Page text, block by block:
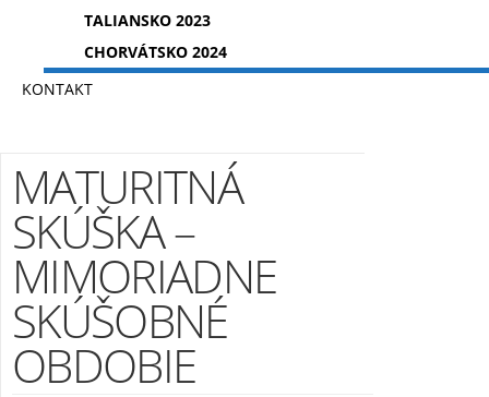
TALIANSKO 2023
CHORVÁTSKO 2024
KONTAKT
MATURITNÁ
SKÚŠKA –
MIMORIADNE
SKÚŠOBNÉ
OBDOBIE